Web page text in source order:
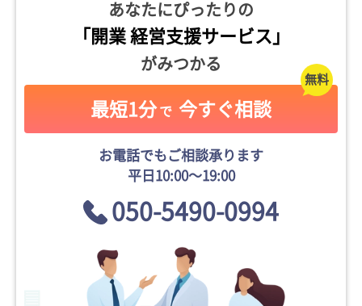
あなたにぴったりの
「開業 経営支援サービス」
がみつかる
最短1分 で 今すぐ相談
お電話でもご相談承ります
平日10:00〜19:00
050-5490-0994